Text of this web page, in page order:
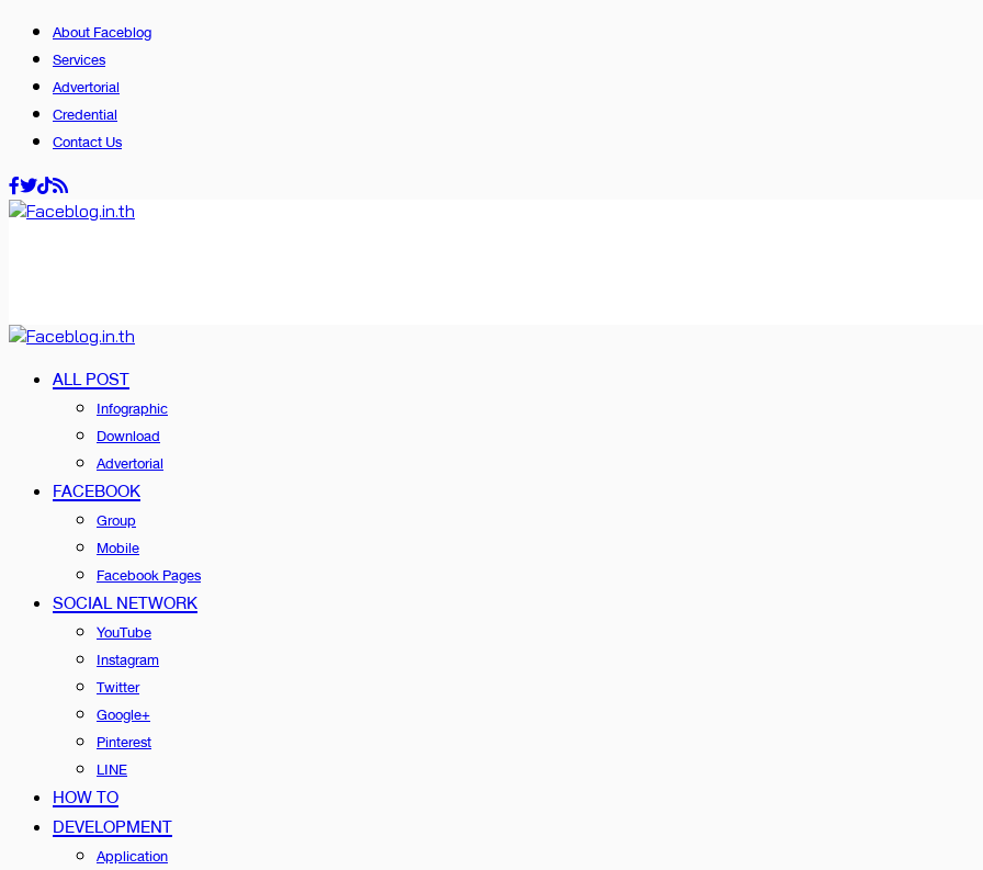
About Faceblog
Services
Advertorial
Credential
Contact Us
ALL POST
Infographic
Download
Advertorial
FACEBOOK
Group
Mobile
Facebook Pages
SOCIAL NETWORK
YouTube
Instagram
Twitter
Google+
Pinterest
LINE
HOW TO
DEVELOPMENT
Application